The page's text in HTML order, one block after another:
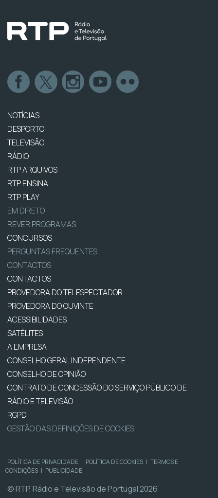
NOTÍCIAS
DESPORTO
TELEVISÃO
RÁDIO
RTP ARQUIVOS
RTP ENSINA
RTP PLAY
EM DIRETO
REVER PROGRAMAS
CONCURSOS
PERGUNTAS FREQUENTES
CONTACTOS
CONTACTOS
PROVEDORA DO TELESPECTADOR
PROVEDORA DO OUVINTE
ACESSIBILIDADES
SATÉLITES
A EMPRESA
CONSELHO GERAL INDEPENDENTE
CONSELHO DE OPINIÃO
CONTRATO DE CONCESSÃO DO SERVIÇO PÚBLICO DE
RÁDIO E TELEVISÃO
RGPD
GESTÃO DAS DEFINIÇÕES DE COOKIES
POLÍTICA DE PRIVACIDADE | POLÍTICA DE COOKIES | TERMOS E
CONDIÇÕES | PUBLICIDADE
© RTP, Rádio e Televisão de Portugal 2026